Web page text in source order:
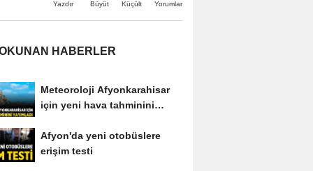
Yazdır Büyüt Küçült Yorumlar
HABERLER
Meteoroloji Afyonkarahisar
için yeni hava tahminini
Afyon'da yeni otobüslere
erişim testi